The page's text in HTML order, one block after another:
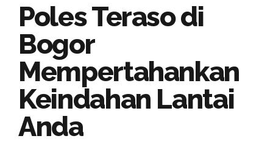
Poles Teraso di
Bogor
Mempertahankan
Keindahan Lantai
Anda